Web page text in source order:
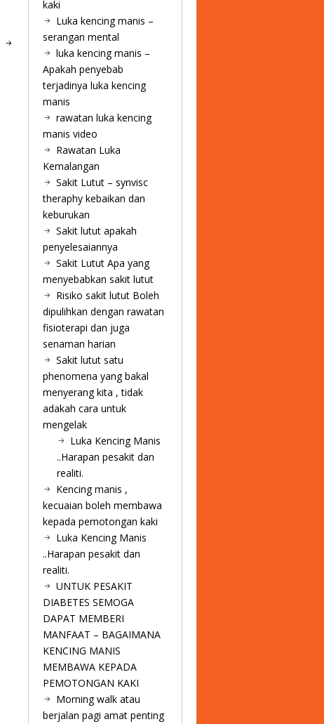
kaki
Luka kencing manis –
serangan mental
luka kencing manis –
Apakah penyebab
terjadinya luka kencing
manis
rawatan luka kencing
manis video
Rawatan Luka
Kemalangan
Sakit Lutut – synvisc
theraphy kebaikan dan
keburukan
Sakit lutut apakah
penyelesaiannya
Sakit Lutut Apa yang
menyebabkan sakit lutut
Risiko sakit lutut Boleh
dipulihkan dengan rawatan
fisioterapi dan juga
senaman harian
Sakit lutut satu
phenomena yang bakal
menyerang kita , tidak
adakah cara untuk
mengelak
Luka Kencing Manis
..Harapan pesakit dan
realiti.
Kencing manis ,
kecuaian boleh membawa
kepada pemotongan kaki
Luka Kencing Manis
..Harapan pesakit dan
realiti.
UNTUK PESAKIT
DIABETES SEMOGA
DAPAT MEMBERI
MANFAAT – BAGAIMANA
KENCING MANIS
MEMBAWA KEPADA
PEMOTONGAN KAKI
Morning walk atau
berjalan pagi amat penting